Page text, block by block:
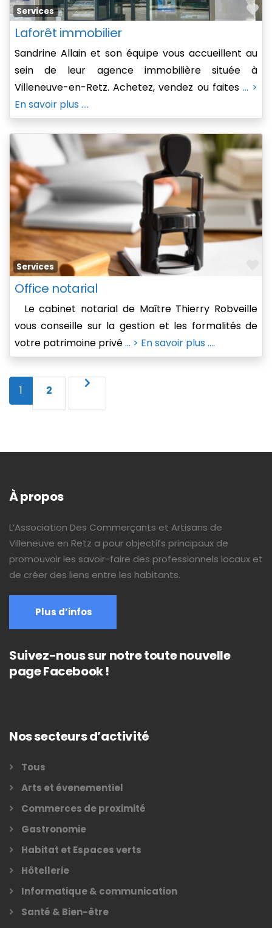
Services
Laforêt immobilier
Sandrine Allain et son équipe vous accueillent au
sein de leur agence immobilière située à
Villeneuve-en-Retz. Achetez, vendez ou faites ... >
En savoir plus ....
Services
Office notarial
Le cabinet notarial de Maître Thierry Robveille
vous conseille sur la gestion et les formalités de
votre patrimoine privé... > En savoir plus ....
1 2
Older posts
À propos
L’Association Des Commerçants et Artisans de
Villeneuve en Retz a pour objectifs principaux de
promouvoir les savoir-faire des professionnels locaux et
de créer des liens entre les habitants.
Plus d’infos
Suivez-nous sur notre toute nouvelle
page Facebook !
Nos secteurs d’activité
Tous
Arts et évenementiel
Commerces de proximité
Gastronomie
Habitat et Espaces verts
Hôtellerie
Informatique & communication
Santé & Bien-être